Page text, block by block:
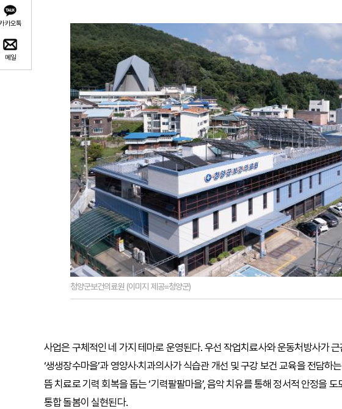
카오톡
메일
청양군보건의료원 (이미지 제공=청양군)
사업은 구체적인 네 가지 테마로 운영된다. 우선 작업치료사와 운동처방사가
‘생생장수마을’과 영양사·치과의사가 식습관 개선 및 구강 보건 교육을 전담하
뜸 치료로 기력 회복을 돕는 ‘기력팔팔마을’, 음악 치유를 통해 정서적 안정을
통합 돌봄이 실현된다.